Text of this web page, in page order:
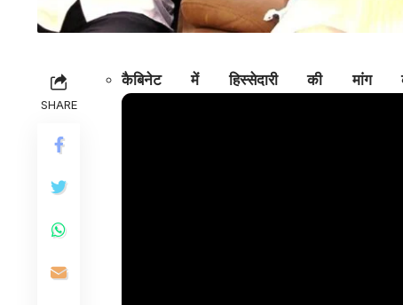
SHARE
कैबिनेट में हिस्सेदारी की